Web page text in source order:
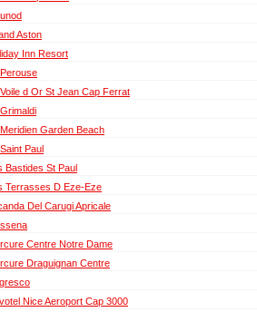
Aston
Inn Resort
Voile d Or St Jean Cap Ferrat
Meridien Garden Beach
Paul
Bastides St Paul
Terrasses D Eze-Eze
Del Carugi Apricale
Centre Notre Dame
Draguignan Centre
Nice Aeroport Cap 3000